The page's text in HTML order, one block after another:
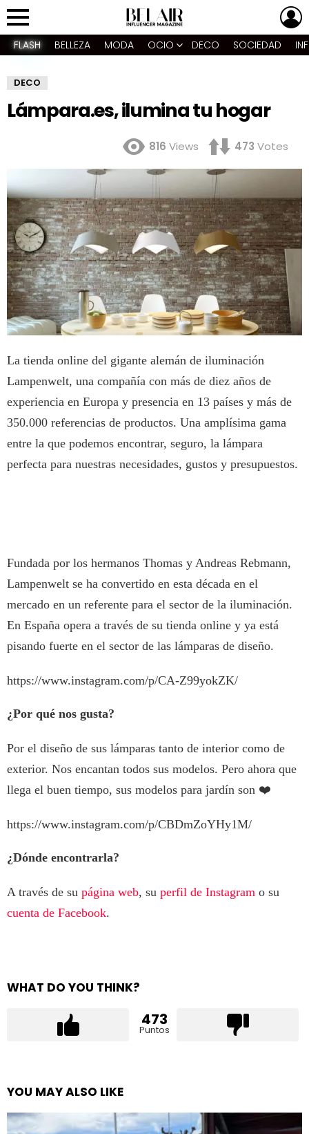
Menu
FLASH BELLEZA MODA OCIO DECO SOCIEDAD
DECO
Lámpara.es, ilumina tu hogar
816 Views 473 Votes
La tienda online del gigante alemán de iluminación
Lampenwelt, una compañía con más de diez años de
experiencia en Europa y presencia en 13 países y más de
350.000 referencias de productos. Una amplísima gama
entre la que podemos encontrar, seguro, la lámpara
perfecta para nuestras necesidades, gustos y presupuestos.
Fundada por los hermanos Thomas y Andreas Rebmann,
Lampenwelt se ha convertido en esta década en el
mercado en un referente para el sector de la iluminación.
En España opera a través de su tienda online y ya está
pisando fuerte en el sector de las lámparas de diseño.
https://www.instagram.com/p/CA-Z99yokZK/
¿Por qué nos gusta?
Por el diseño de sus lámparas tanto de interior como de
exterior. Nos encantan todos sus modelos. Pero ahora que
llega el buen tiempo, sus modelos para jardín son ❤️
https://www.instagram.com/p/CBDmZoYHy1M/
¿Dónde encontrarla?
A través de su página web, su perfil de Instagram o su
cuenta de Facebook.
WHAT DO YOU THINK?
473
Puntos
YOU MAY ALSO LIKE